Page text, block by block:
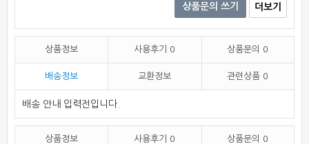
상품문의 쓰기 더보기
상품정보 사용후기 0 상품문의 0
배송정보 교환정보 관련상품 0
배송 안내 입력전입니다.
상품정보 사용후기 0 상품문의 0